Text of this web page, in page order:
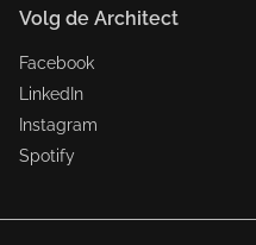
Volg de Architect
Facebook
LinkedIn
Instagram
Spotify